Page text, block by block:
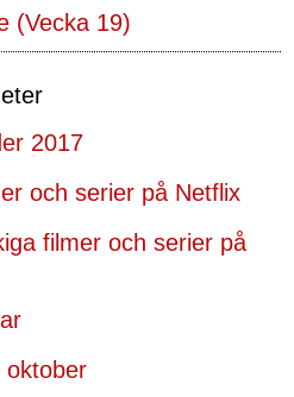
(Vecka 19)
2017
och serier på Netflix
filmer och serier på
oktober